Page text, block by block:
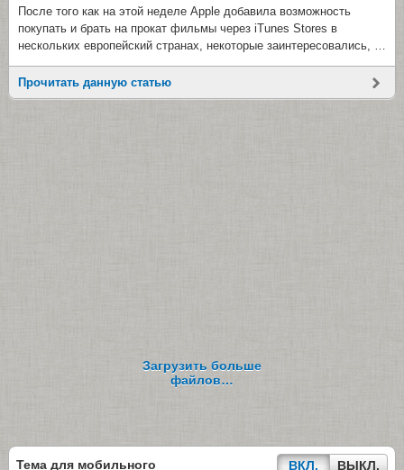
После того как на этой неделе Apple добавила возможность
покупать и брать на прокат фильмы через iTunes Stores в
нескольких европейский странах, некоторые заинтересовались, …
Прочитать данную статью
Загрузить больше
файлов…
Тема для мобильного ВКЛ. ВЫКЛ.